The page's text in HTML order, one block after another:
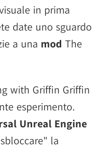
in prima
date uno sguardo
a una mod The
with Griffin Griffin
esperimento.
Unreal Engine
la